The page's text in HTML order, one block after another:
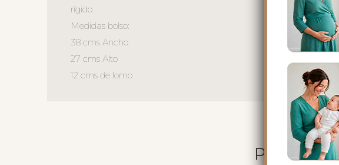
rígido.
Medidas bolso:
38 cms Ancho
27 cms Alto
12 cms de lomo